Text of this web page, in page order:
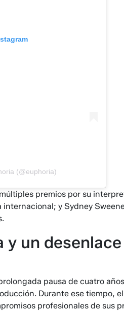
(@euphoria)
premios por su
y Sydney
y un
pausa de cuatro
Durante ese tiempo,
profesionales de sus